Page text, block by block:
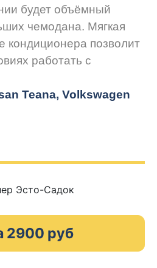
будет объёмный
чемодана. Мягкая
кондиционера позволит
работать с
Teana, Volkswagen
2900 руб